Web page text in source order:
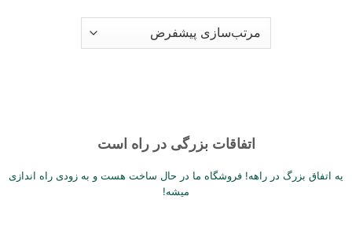
اتفاقات بزرگی در راه است
یه اتفاق بزرگ در راهه! فروشگاه ما در حال ساخت هست و به زودی راه اندازی
میشه!